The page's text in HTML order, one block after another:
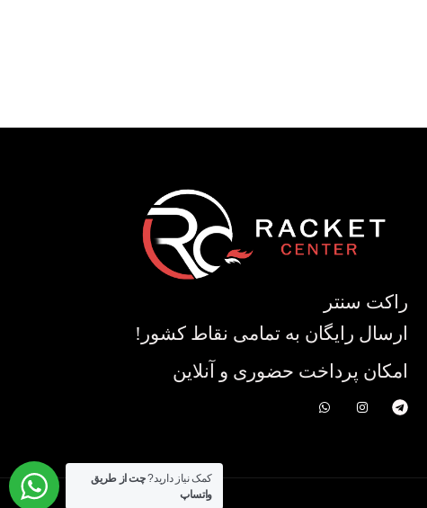
راکت سنتر
ارسال رایگان به تمامی نقاط کشور!
امکان پرداخت حضوری و آنلاین
کمک نیاز دارید?چت از طریق
واتساپ